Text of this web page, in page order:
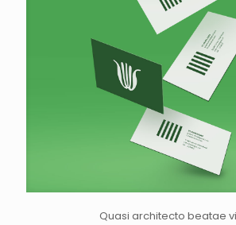
Quasi architecto beatae